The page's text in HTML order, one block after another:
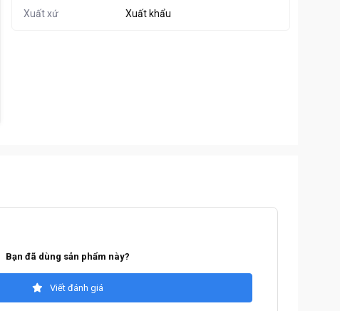
Xuất xứ Xuất khẩu
Bạn đã dùng sản phẩm này?
Viết đánh giá